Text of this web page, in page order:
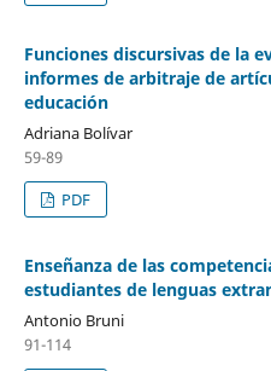
Funciones discursivas de la
informes de arbitraje de
educación
Adriana Bolívar
59-89
PDF
Enseñanza de las
estudiantes de lenguas
Antonio Bruni
91-114